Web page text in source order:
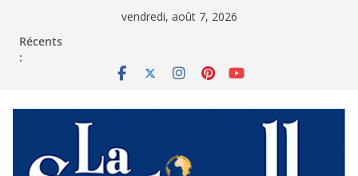
vendredi, août 7, 2026
Récents
: